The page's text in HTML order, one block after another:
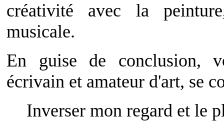
créativité avec la
musicale.
En guise de conclusion,
écrivain et amateur d'art, se
Inverser mon regard et le